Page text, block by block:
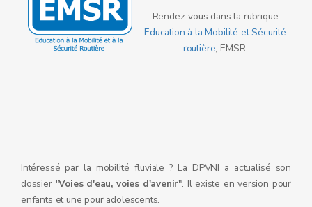
Rendez-vous dans la rubrique
Education à la Mobilité et Sécurité
routière, EMSR.
Intéressé par la mobilité fluviale ? La DPVNI a actualisé son
dossier "Voies d'eau, voies d'avenir". Il existe en version pour
enfants et une pour adolescents.